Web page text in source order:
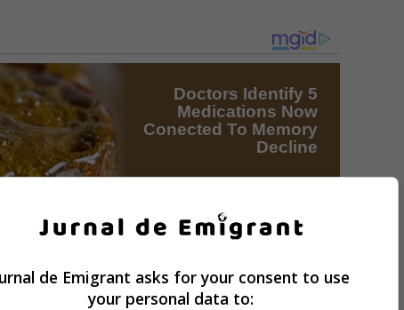
de Emigrant asks for your consent to use
your personal data to: